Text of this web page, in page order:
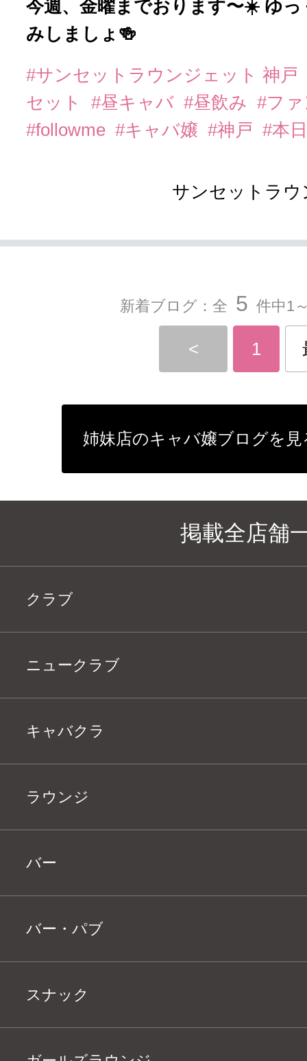
今週、金曜までおります〜☀️ ゆっ
みしましょ🍻
#サンセットラウンジェット 神戸
セット
#昼キャバ #昼飲み #フ
#followme #キャバ嬢 #神戸 #本
サンセットラ
新着ブログ：全 5 件中1
< 1
姉妹店のキャバ嬢ブログを見
掲載全店舗
クラブ
ニュークラブ
キャバクラ
ラウンジ
バー
バー・パブ
スナック